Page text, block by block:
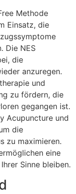
Methode
Einsatz, die
Die NES
die
anzuregen.
und
zu fördern, die
gegangen ist.
Acupuncture und
die
zu maximieren.
eine
Sinne bleiben.